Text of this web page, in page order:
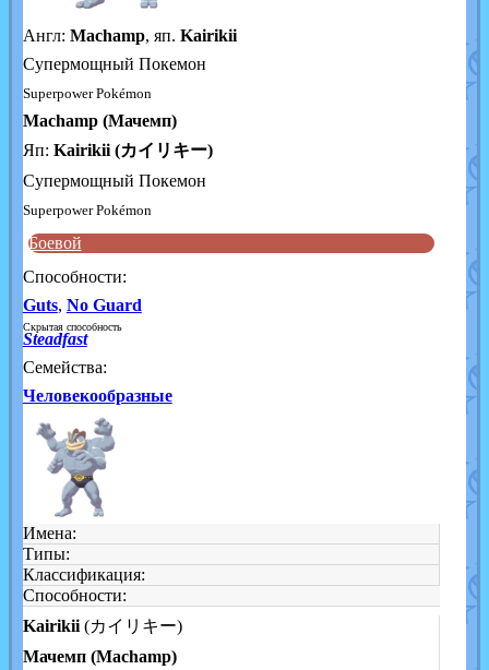
Англ: Machamp, яп. Kairikii
Cупермощный Покемон
Superpower Pokémon
Machamp (Мачемп)
Яп: Kairikii (カイリキー)
Cупермощный Покемон
Superpower Pokémon
Боевой
Способности:
Guts, No Guard
Скрытая способность
Steadfast
Семейства:
Человекообразные
Имена:
Типы:
Классификация:
Способности:
Kairikii(カイリキー)
Мачемп (Machamp)